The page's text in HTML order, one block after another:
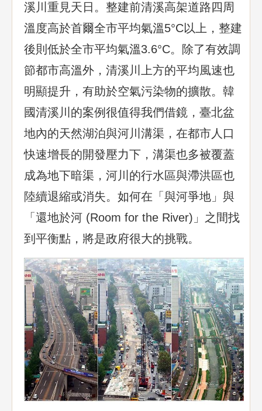
溪川重見天日。整建前清溪高架道路四周
溫度高於首爾全市平均氣溫5°C以上，整建
後則低於全市平均氣溫3.6°C。除了有效調
節都市高溫外，清溪川上方的平均風速也
明顯提升，有助於空氣污染物的擴散。韓
國清溪川的案例很值得我們借鏡，臺北盆
地內的天然湖泊與河川溝渠，在都市人口
快速增長的開發壓力下，溝渠也多被覆蓋
成為地下暗渠，河川的行水區與滯洪區也
陸續退縮或消失。如何在「與河爭地」與
「還地於河 (Room for the River)」之間找
到平衡點，將是政府很大的挑戰。